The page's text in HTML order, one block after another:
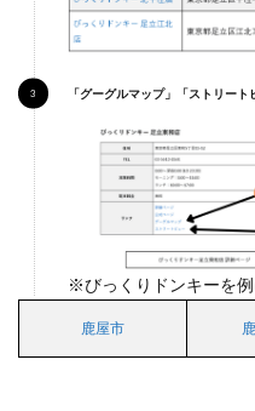
「グーグルマップ」「ストリー
※びっくりドンキーを例
鹿屋市